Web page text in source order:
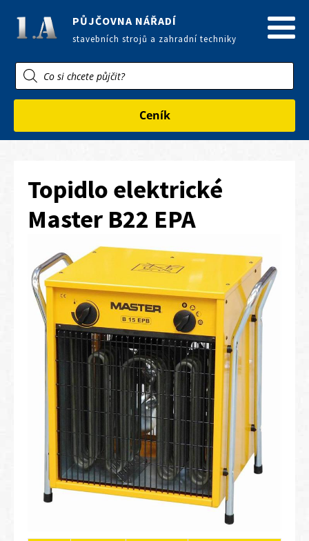
PŮJČOVNA NÁŘADÍ
stavebních strojů a zahradní techniky
Products
search
Ceník
Topidlo elektrické
Master B22 EPA